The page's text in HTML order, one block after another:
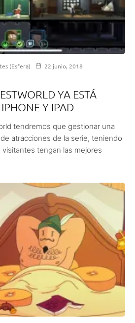
(Esfera)
22 junio, 2018
YA ESTÁ
Y IPAD
tendremos que gestionar una
atracciones de la serie, teniendo
tengan las mejores